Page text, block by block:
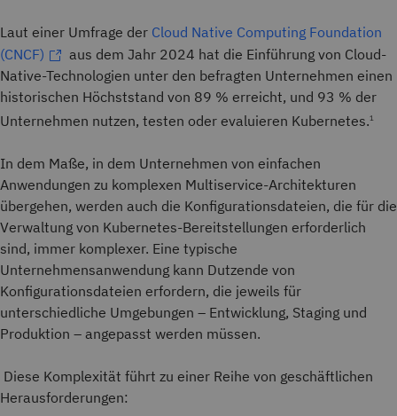
Laut einer Umfrage der Cloud Native Computing Foundation
(CNCF)
aus dem Jahr 2024 hat die Einführung von Cloud-
Native-Technologien unter den befragten Unternehmen einen
historischen Höchststand von 89 % erreicht, und 93 % der
Unternehmen nutzen, testen oder evaluieren Kubernetes.1
In dem Maße, in dem Unternehmen von einfachen
Anwendungen zu komplexen Multiservice-Architekturen
übergehen, werden auch die Konfigurationsdateien, die für die
Verwaltung von Kubernetes-Bereitstellungen erforderlich
sind, immer komplexer. Eine typische
Unternehmensanwendung kann Dutzende von
Konfigurationsdateien erfordern, die jeweils für
unterschiedliche Umgebungen – Entwicklung, Staging und
Produktion – angepasst werden müssen.
Diese Komplexität führt zu einer Reihe von geschäftlichen
Herausforderungen: